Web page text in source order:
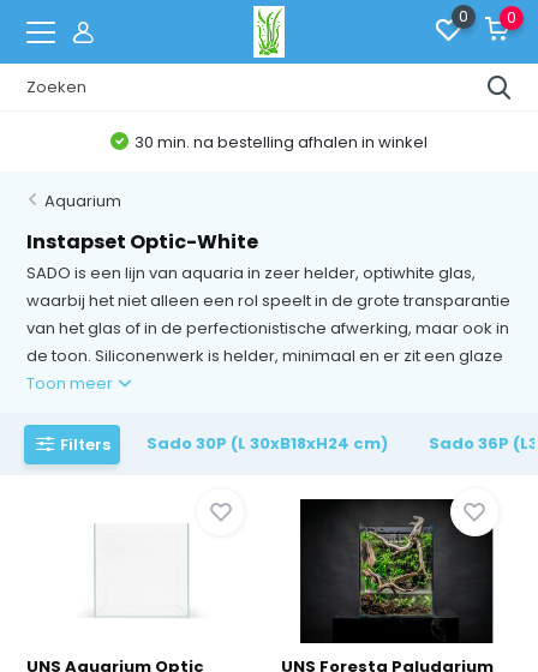
0 0
afhalen in winkel
Aquarium
Instapset Optic-White
SADO is een lijn van aquaria in zeer helder, optiwhite glas,
waarbij het niet alleen een rol speelt in de grote transparantie
van het glas of in de perfectionistische afwerking, maar ook in
de toon. Siliconenwerk is helder, minimaal en er zit een glaze
Toon meer
Filters Sado 30P (L 30xB18xH24 cm) Sado 36P
UNS Aquarium Optic
UNS Foresta Paludarium